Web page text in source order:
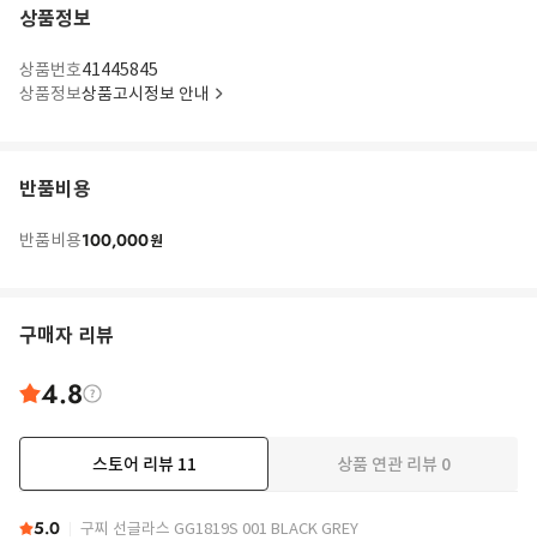
상품정보
상품번호41445845
상품정보상품고시정보 안내
반품비용
반품비용100,000원
구매자 리뷰
4.8
스토어 리뷰 11 상품 연관 리뷰 0
5.0 구찌 선글라스 GG1819S 001 BLACK GREY